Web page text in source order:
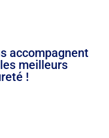
accompagnent
meilleurs
!